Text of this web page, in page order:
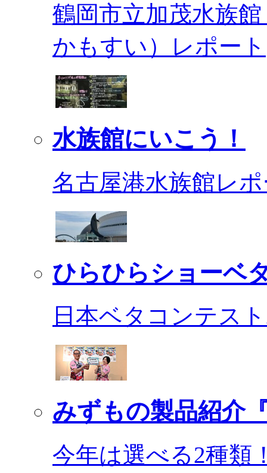
鶴岡市立加茂水族
かもすい）レポート
水族館にいこう！
名古屋港水族館レ
ひらひらショーベ
日本ベタコンテス
みずもの製品紹介
今年は選べる2種類